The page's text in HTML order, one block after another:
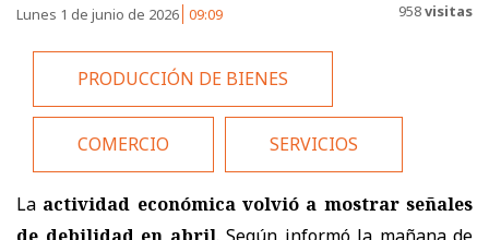
Lunes 1 de junio de 2026 09:09 958visitas
PRODUCCIÓN DE BIENES
COMERCIO SERVICIOS
La actividad económica volvió a mostrar señales